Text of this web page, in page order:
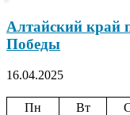
Алтайский край
Победы
16.04.2025
Пн
Вт